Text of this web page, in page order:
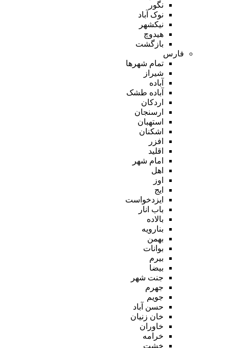
نگور
نوک آباد
نیکشهر
هیدوچ
بازگشت
فارس
تمام شهر‌ها
شیراز
آباده
آباده طشک
اردکان
ارسنجان
استهبان
اشکنان
افزر
اقلید
امام شهر
اهل
اوز
ایج
ایزدخواست
باب انار
بالاده
بنارویه
بهمن
بوانات
بیرم
بیضا
جنت شهر
جهرم
جویم
حسن آباد
خان زنیان
خاوران
خرامه
خشت